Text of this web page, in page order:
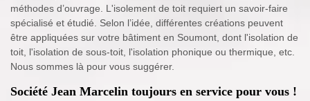
méthodes d’ouvrage. L'isolement de toit requiert un savoir-faire
spécialisé et étudié. Selon l’idée, différentes créations peuvent
être appliquées sur votre bâtiment en Soumont, dont l'isolation de
toit, l'isolation de sous-toit, l'isolation phonique ou thermique, etc.
Nous sommes là pour vous suggérer.
Société Jean Marcelin toujours en service pour vous !